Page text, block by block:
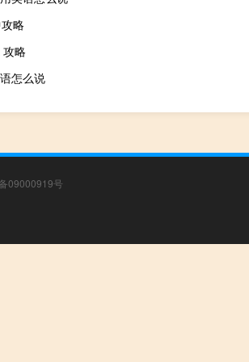
略
攻略
怎么说
09000919号